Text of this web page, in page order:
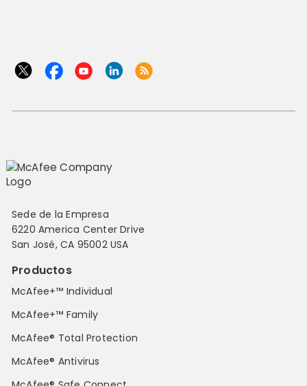
Sede de la Empresa
6220 America Center Drive
San José, CA 95002 USA
Productos
McAfee+™ Individual
McAfee+™ Family
McAfee® Total Protection
McAfee® Antivirus